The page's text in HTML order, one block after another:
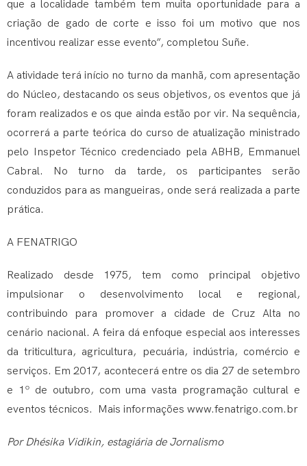
que a localidade também tem muita oportunidade para a
criação de gado de corte e isso foi um motivo que nos
incentivou realizar esse evento”, completou Suñe.
A atividade terá início no turno da manhã, com apresentação
do Núcleo, destacando os seus objetivos, os eventos que já
foram realizados e os que ainda estão por vir. Na sequência,
ocorrerá a parte teórica do curso de atualização ministrado
pelo Inspetor Técnico credenciado pela ABHB, Emmanuel
Cabral. No turno da tarde, os participantes serão
conduzidos para as mangueiras, onde será realizada a parte
prática.
A FENATRIGO
Realizado desde 1975, tem como principal objetivo
impulsionar o desenvolvimento local e regional,
contribuindo para promover a cidade de Cruz Alta no
cenário nacional. A feira dá enfoque especial aos interesses
da triticultura, agricultura, pecuária, indústria, comércio e
serviços. Em 2017, acontecerá entre os dia 27 de setembro
e 1º de outubro, com uma vasta programação cultural e
eventos técnicos. Mais informações www.fenatrigo.com.br
Por Dhésika Vidikin, estagiária de Jornalismo